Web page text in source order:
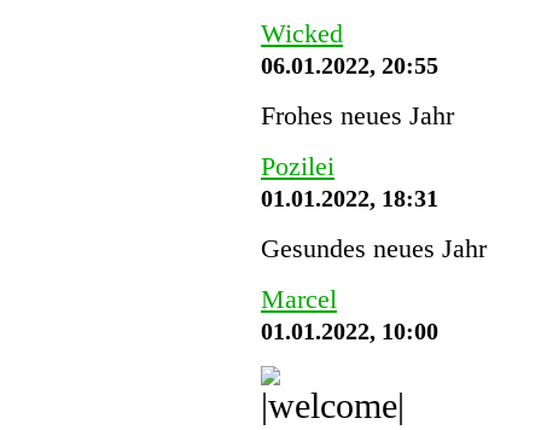
Wicked
06.01.2022, 20:55
Frohes neues Jahr
Pozilei
01.01.2022, 18:31
Gesundes neues Jahr
Marcel
01.01.2022, 10:00